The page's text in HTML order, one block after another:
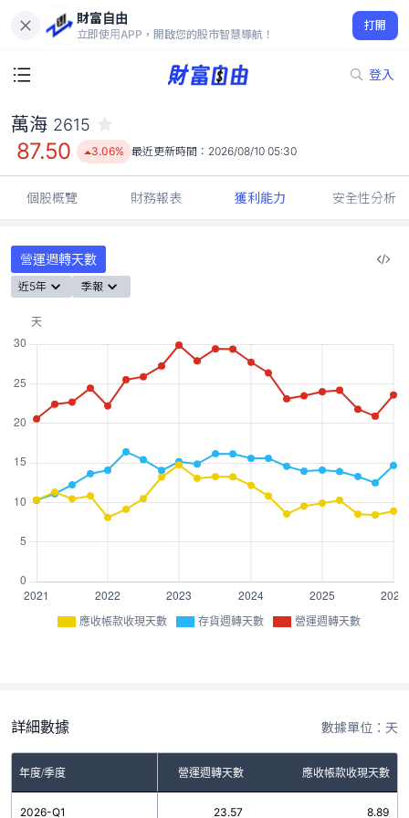
財富自由
立即使用APP，開啟您的股市智慧導航！
打開
登入
87.50
3.06%
萬海 2615
87.50 3.06% 最近更新時間： 2026/08/10 05:30
個股概覽 財務報表 獲利能力 安全性分析
營運週轉天數
近5年 季報
應收帳款收現天數 存貨週轉天數 營運週轉天數
詳細數據 數據單位：天
年度/季度
存貨週轉天數 營運週轉天數 應收帳款收現天數
2026-Q1 23.57 8.89